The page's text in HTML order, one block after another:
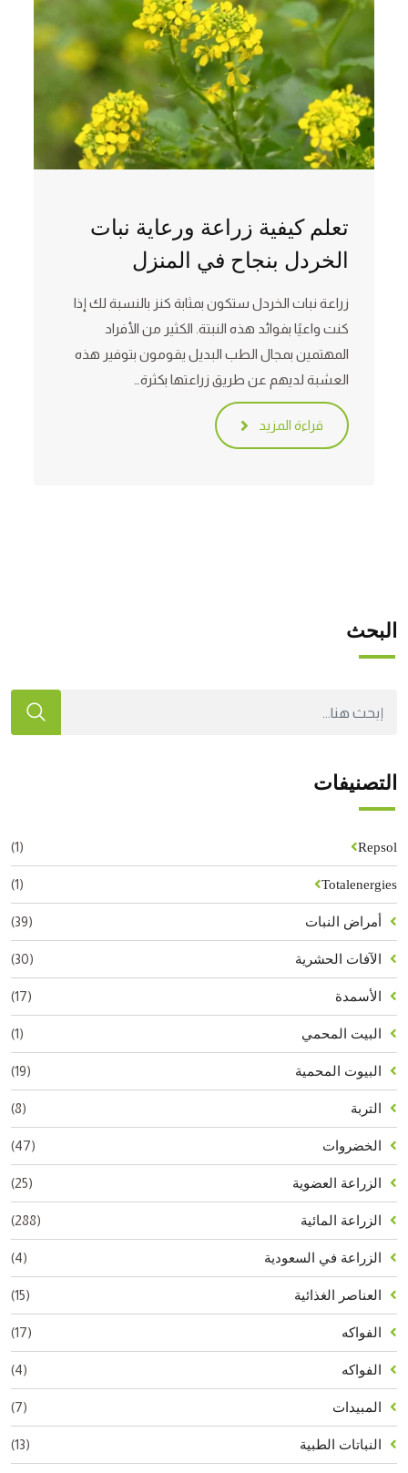
تعلم كيفية زراعة ورعاية نبات
الخردل بنجاح في المنزل
زراعة نبات الخردل ستكون بمثابة كنز بالنسبة لك إذا
كنت واعيًا بفوائد هذه النبتة. الكثير من الأفراد
المهتمين بمجال الطب البديل يقومون بتوفير هذه
العشبة لديهم عن طريق زراعتها بكثرة…
قراءة المزيد
البحث
التصنيفات
Repsol
(1)
Totalenergies
(1)
أمراض النبات (39)
الآفات الحشرية (30)
الأسمدة (17)
البيت المحمي (1)
البيوت المحمية (19)
التربة (8)
الخضروات (47)
الزراعة العضوية (25)
الزراعة المائية (288)
الزراعة في السعودية (4)
العناصر الغذائية (15)
الفواكه (17)
الفواكه (4)
المبيدات (7)
النباتات الطبية (13)